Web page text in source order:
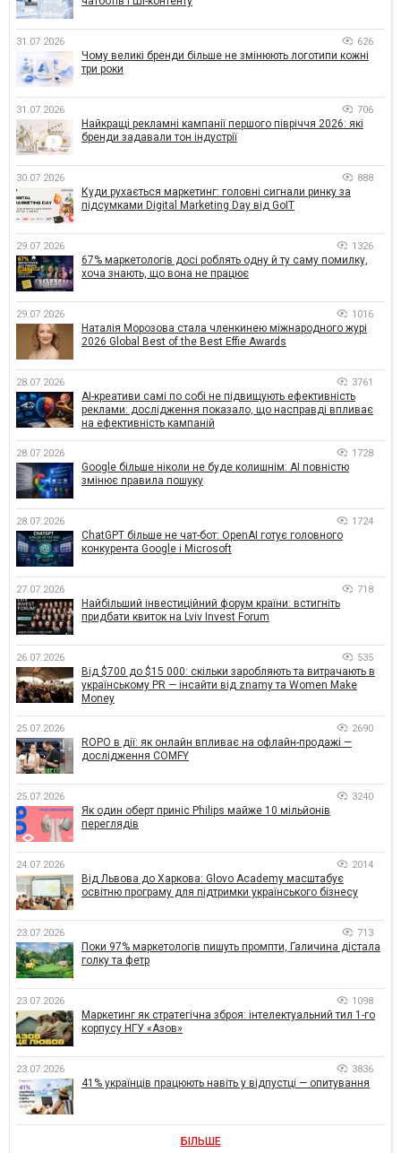
31.07.2026 626
Чому великі бренди більше не змінюють логотипи кожні
три роки
31.07.2026 706
Найкращі рекламні кампанії першого півріччя 2026: які
бренди задавали тон індустрії
30.07.2026 888
Куди рухається маркетинг: головні сигнали ринку за
підсумками Digital Marketing Day від GoIT
29.07.2026 1326
67% маркетологів досі роблять одну й ту саму помилку,
хоча знають, що вона не працює
29.07.2026 1016
Наталія Морозова стала членкинею міжнародного журі
2026 Global Best of the Best Effie Awards
28.07.2026 3761
AI-креативи самі по собі не підвищують ефективність
реклами: дослідження показало, що насправді впливає
на ефективність кампаній
28.07.2026 1728
Google більше ніколи не буде колишнім: AI повністю
змінює правила пошуку
28.07.2026 1724
ChatGPT більше не чат-бот: OpenAI готує головного
конкурента Google і Microsoft
27.07.2026 718
Найбільший інвестиційний форум країни: встигніть
придбати квиток на Lviv Invest Forum
26.07.2026 535
Від $700 до $15 000: скільки заробляють та витрачають в
українському PR — інсайти від znamy та Women Make
Money
25.07.2026 2690
ROPO в дії: як онлайн впливає на офлайн-продажі —
дослідження COMFY
25.07.2026 3240
Як один оберт приніс Philips майже 10 мільйонів
переглядів
24.07.2026 2014
Від Львова до Харкова: Glovo Academy масштабує
освітню програму для підтримки українського бізнесу
23.07.2026 713
Поки 97% маркетологів пишуть промпти, Галичина дістала
голку та фетр
23.07.2026 1098
Маркетинг як стратегічна зброя: інтелектуальний тил 1-го
корпусу НГУ «Азов»
23.07.2026 3836
41% українців працюють навіть у відпустці — опитування
БІЛЬШЕ